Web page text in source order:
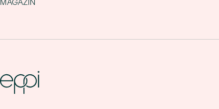
MAGAZIN